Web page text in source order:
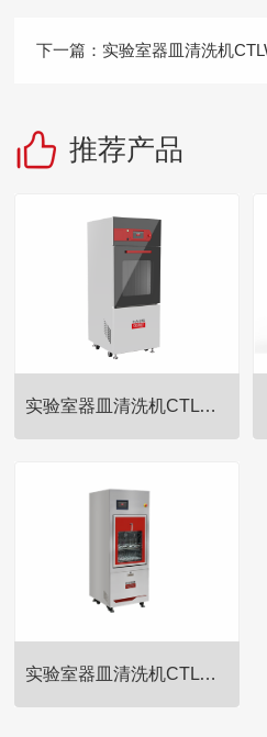
下一篇： 实验室器皿清洗机
推荐产品
实验室器皿清洗机CTLW-280
室洗瓶机，适用于制药企业、疾
控系统、科研院所、环境保护、
水务系统、医院、石化系统、电
力系统等各类实验室对进样瓶、
试管、烧杯、移液管、三角瓶、
实验室器皿清洗机CTLW-320